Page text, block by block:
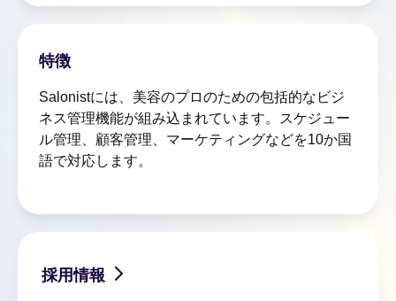
特徴
Salonistには、美容のプロのための包括的なビジ
ネス管理機能が組み込まれています。スケジュー
ル管理、顧客管理、マーケティングなどを10か国
語で対応します。
採用情報